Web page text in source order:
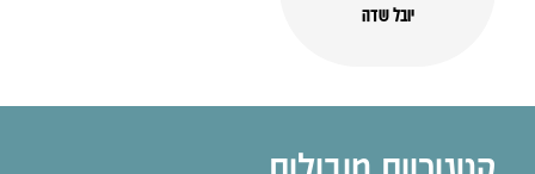
יובל שדה